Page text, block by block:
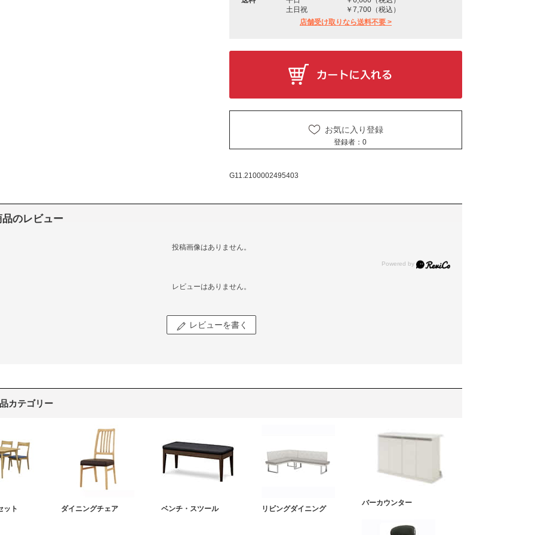
土日祝
￥7,700（税込）
店舗受け取りなら送料不要 >
お気に入り登録
登録者： 0
G11.2100002495403
のレビュー
投稿画像はありません。
レビューはありません。
レビューを書く
カテゴリー
ット ダイニングチェア ベンチ・スツール リビングダイニング
バーカウンター